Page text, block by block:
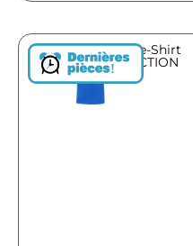
!
Tee-Shirt
ACTION